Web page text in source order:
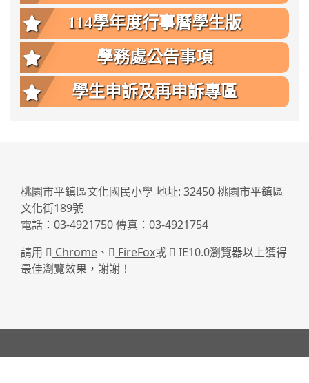
114學年度行事曆學生版
學務處公告事項
學生申訴及再申訴專區
桃園市平鎮區文化國民小學 地址: 32450 桃園市平鎮區
文化街189號
電話：03-4921750 傳真：03-4921754
請用
Chrome 、 FireFox或
IE10.0瀏覽器以上獲得
最佳瀏覽效果，謝謝！